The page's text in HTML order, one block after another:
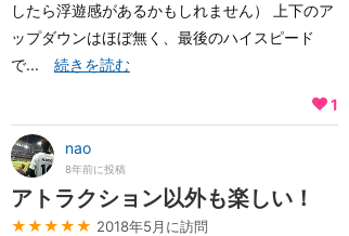
したら浮遊感があるかもしれません） 上下のア
ップダウンはほぼ無く、最後のハイスピード
で... 続きを読む
1
nao
8年前に投稿
アトラクション以外も楽しい！
★★★★★ 2018年5月に訪問